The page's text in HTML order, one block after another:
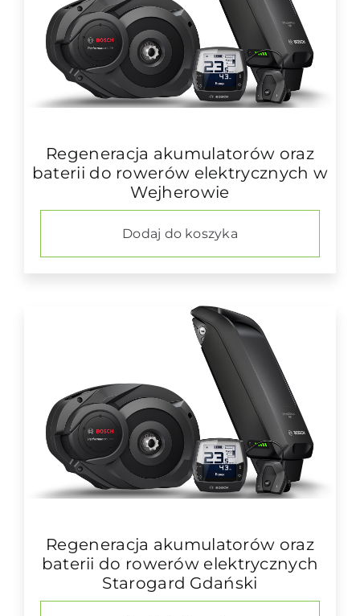
Regeneracja akumulatorów oraz
baterii do rowerów elektrycznych w
Wejherowie
Dodaj do koszyka
Regeneracja akumulatorów oraz
baterii do rowerów elektrycznych
Starogard Gdański